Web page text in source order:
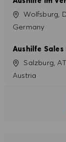
SiteWolfsburg,
Germany
Aushilfe
SiteSalzburg,
Austria